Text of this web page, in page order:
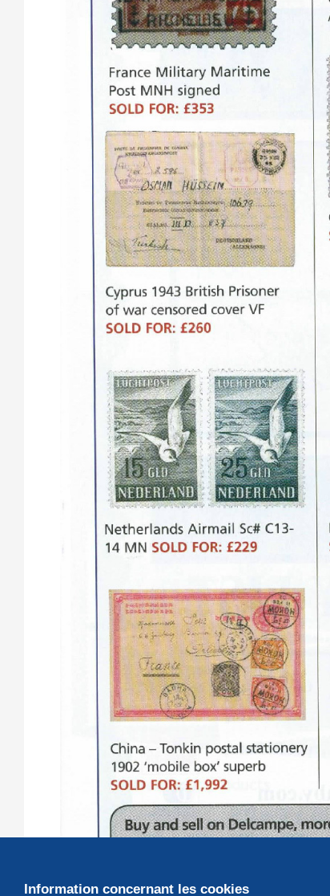
Information concernant les cookies